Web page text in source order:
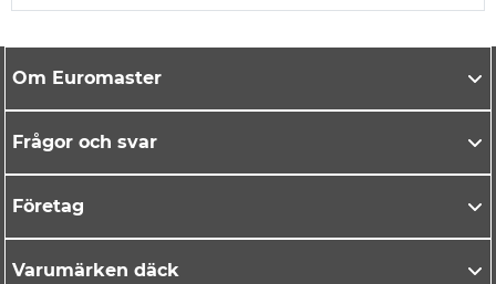
Om Euromaster
Frågor och svar
Företag
Varumärken däck